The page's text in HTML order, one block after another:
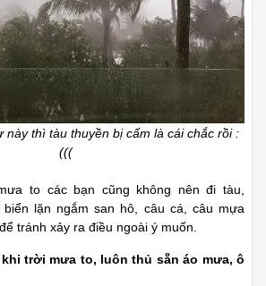
này thì tàu thuyền bị cấm là cái chắc rồi :
(((
to các bạn cũng không nên đi tàu,
lặn ngắm san hô, câu cá, câu mựa
tránh xảy ra điều ngoài ý muốn.
trời mưa to, luôn thủ sẵn áo mưa, ô